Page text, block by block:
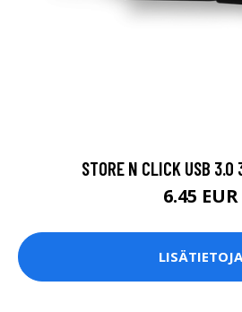
STORE N CLICK USB 3.0
6.45 EUR
LISÄTIETOJA